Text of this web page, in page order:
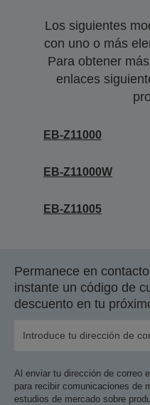
Los siguientes
con uno o más
Para obtener
enlaces
EB-Z11000
EB-Z11000W
EB-Z11005
Permanece en
instante un código de
descuento en tu
Al enviar tu dirección de correo
para recibir comunicaciones
estudios de mercado sobre